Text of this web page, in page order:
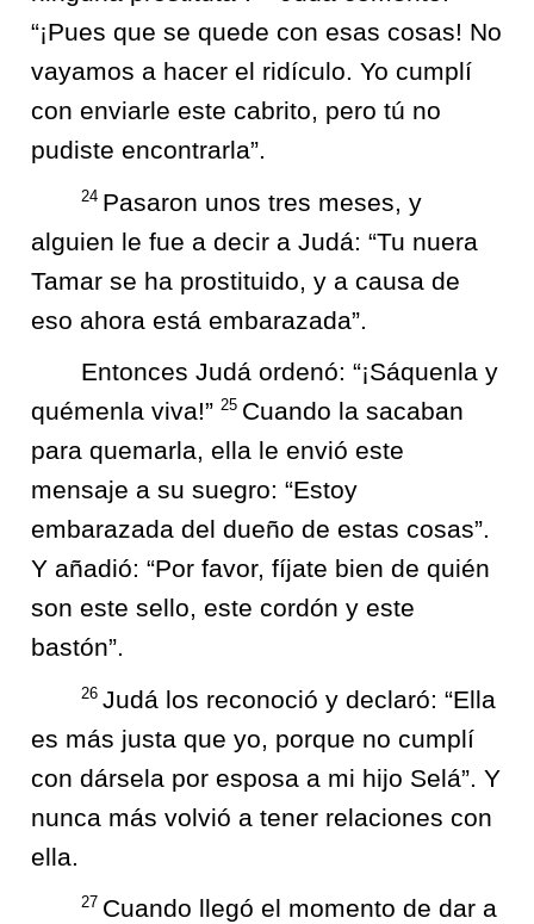
“¡Pues que se quede con esas cosas! No
vayamos a hacer el ridículo. Yo cumplí
con enviarle este cabrito, pero tú no
pudiste encontrarla”.
24 Pasaron unos tres meses, y
alguien le fue a decir a Judá: “Tu nuera
Tamar se ha prostituido, y a causa de
eso ahora está embarazada”.
Entonces Judá ordenó: “¡Sáquenla y
quémenla viva!” 25 Cuando la sacaban
para quemarla, ella le envió este
mensaje a su suegro: “Estoy
embarazada del dueño de estas cosas”.
Y añadió: “Por favor, fíjate bien de quién
son este sello, este cordón y este
bastón”.
26 Judá los reconoció y declaró: “Ella
es más justa que yo, porque no cumplí
con dársela por esposa a mi hijo Selá”. Y
nunca más volvió a tener relaciones con
ella.
27 Cuando llegó el momento de dar a